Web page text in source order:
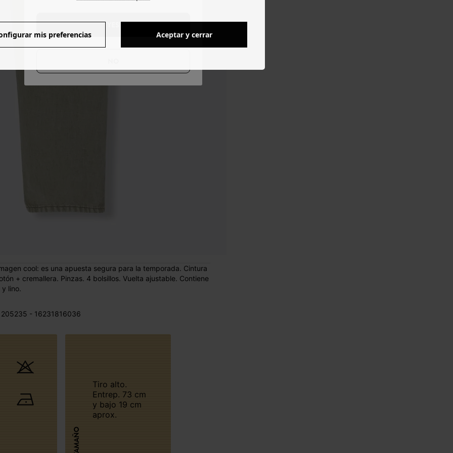
cool: es una apuesta segura para la temporada. Cintura
+ cremallera. Pinzas. 4 bolsillos. Vuelta ajustable. Contiene
lino.
205235 - 16231816036
TAMAÑO
Tiro alto.
Entrep. 73 cm
y bajo 19 cm
aprox.
mis preferencias Aceptar y cerrar